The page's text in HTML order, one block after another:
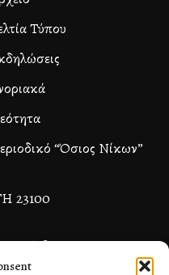
Τύπου
“Όσιος Νίκων”
23100
26581